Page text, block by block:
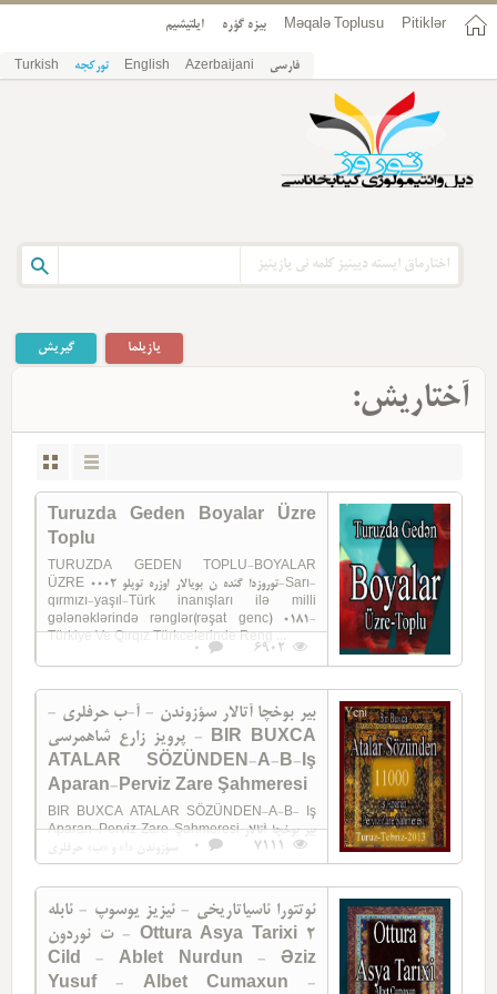
Pitiklər
Məqalə Toplusu بیزه گؤره ایلتیشیم
فارسی Azerbaijani
English تورکجه Turkish
گیریش یازیلما
آختاریش:
Turuzda Geden Boyalar Üzre
Toplu
TURUZDA GEDEN TOPLU-BOYALAR
ÜZRE توروزدا گئده ن بويالار اوزره توپلو 0002-Sarı-
qırmızı-yaşıl-Türk inanışları ilə milli
gələnəklərində rənglər(rəşat genc) 0181-
6902
0
بیر بوخچا آتالار سؤزوندن - آ-ب حرفلری -
پرویز زارع شاهمرسی - BIR BUXCA
ATALAR SÖZÜNDEN-A-B-Iş
Aparan-Perviz Zare Şahmeresi
BIR BUXCA ATALAR SÖZÜNDEN-A-B- Iş
Aparan-Perviz Zare Şahmeresi بیر بوخچا آتالار
7111
0
ئوتتورا ئاسیاتاریخی - ئیزیز یوسوپ - ئابله
ت نوردون - Ottura Asya Tarixi 2
Cild - Ablet Nurdun - Əziz
Yusuf - Albet Cumaxun -